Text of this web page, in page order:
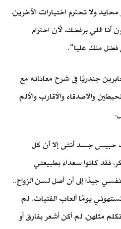
ولا تحترم اختيارات الآخرين،
اللي برفضك، لأن احترام
فضل منك عليا“.
جندريًا في شرح معاناته مع
والأصدقاء والأقارب والألم
حبيس جسد أنثى إلا أن كل
فقد كانوا سعداء بطبيعتي
جيدًا إلى أن أصل لسن الزواج..
يومًا ألعاب الفتيات. لم
مثلهن. لم أكن أشعر بفارق أو